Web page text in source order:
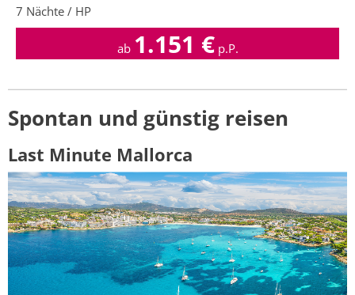
7 Nächte / HP
ab 1.151 € p.P.
Spontan und günstig reisen
Last Minute Mallorca